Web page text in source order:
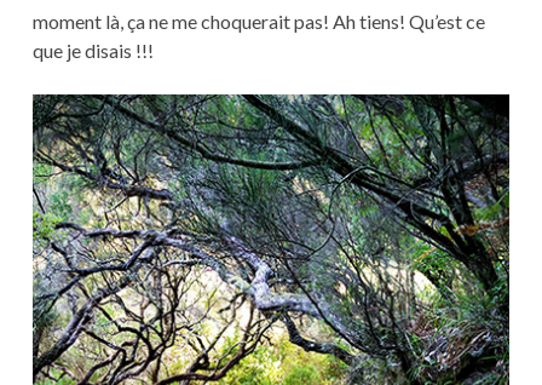
moment là, ça ne me choquerait pas! Ah tiens! Qu’est ce
que je disais !!!